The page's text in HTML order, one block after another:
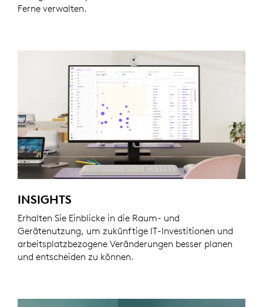
Ferne verwalten.
INSIGHTS
Erhalten Sie Einblicke in die Raum- und
Gerätenutzung, um zukünftige IT-Investitionen und
arbeitsplatzbezogene Veränderungen besser planen
und entscheiden zu können.